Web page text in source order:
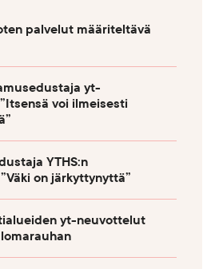
palvelut määriteltävä
yt-
voi ilmeisesti
YTHS:n
on järkyttynyttä”
yt-neuvottelut